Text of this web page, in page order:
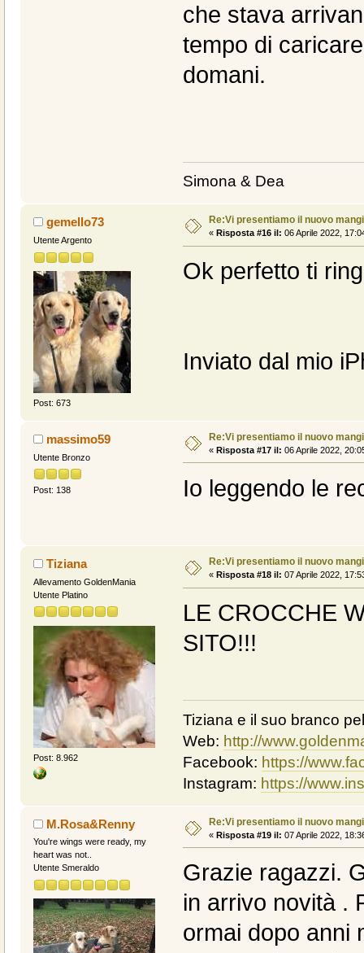
che stava
tempo di
domani.
Simona & Dea
gemello73
Utente Argento
Post: 673
Re:Vi presentiamo il nuovo
« Risposta #16 il: 06 Aprile 2022,
Ok perfetto ti
Inviato dal mio
massimo59
Utente Bronzo
Post: 138
Re:Vi presentiamo il nuovo
« Risposta #17 il: 06 Aprile 2022,
Io leggendo le
Tiziana
Allevamento GoldenMania
Utente Platino
Post: 8.962
Re:Vi presentiamo il nuovo
« Risposta #18 il: 07 Aprile 2022,
LE CROCCHE
SITO!!!
Tiziana e il suo branco
Web: http://
Facebook: https://
Instagram: https://
M.Rosa&Renny
You're wings were ready, my
heart was not..
Utente Smeraldo
Re:Vi presentiamo il nuovo
« Risposta #19 il: 07 Aprile 2022,
Grazie ragazzi.
in arrivo novità .
ormai dopo anni